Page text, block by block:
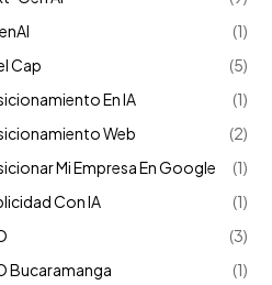
(1)
Cap
(5)
En IA
(1)
Web
(2)
Mi Empresa En Google
(1)
Con IA
(1)
(3)
Bucaramanga
(1)